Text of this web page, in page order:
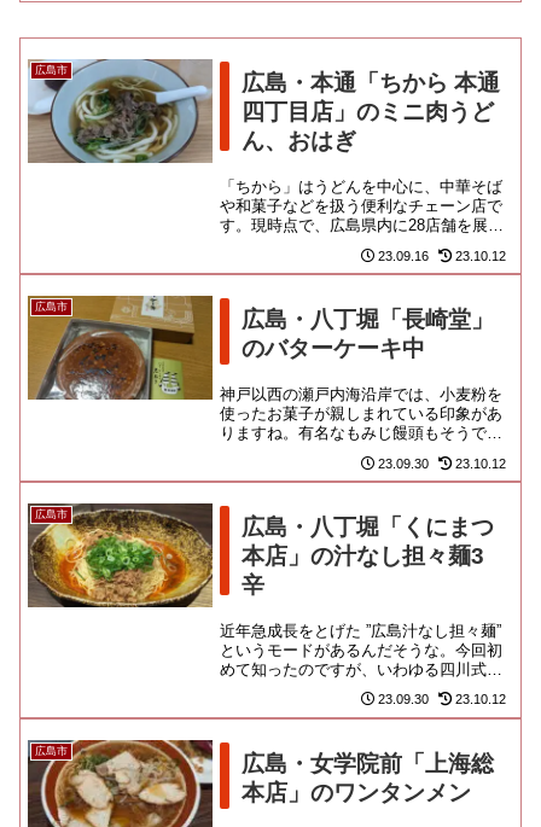
広島市
広島・本通「ちから 本通
四丁目店」のミニ肉うど
ん、おはぎ
「ちから」はうどんを中心に、中華そば
や和菓子などを扱う便利なチェーン店で
す。現時点で、広島県内に28店舗を展開
する県民ブランドなのよ。広島駅やデパ
ート等に出店している他、街...
23.09.16 23.10.12
広島市
広島・八丁堀「長崎堂」
のバターケーキ中
神戸以西の瀬戸内海沿岸では、小麦粉を
使ったお菓子が親しまれている印象があ
りますね。有名なもみじ饅頭もそうです
るお菓子の文化になっています...
23.09.30 23.10.12
広島市
広島・八丁堀「くにまつ
本店」の汁なし担々麺3
辛
近年急成長をとげた ”広島汁なし担々麺”
というモードがあるんだそうな。今回初
めて知ったのですが、いわゆる四川式の
汁なし担々麺らしく、「きさく」という
お店が、中国人留学生に...
23.09.30 23.10.12
広島市
広島・女学院前「上海総
本店」のワンタンメン